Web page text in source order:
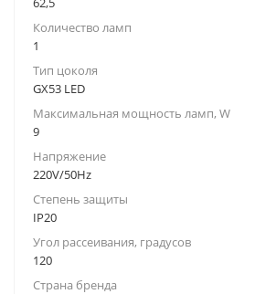
Количество ламп
1
Тип цоколя
GX53 LED
Максимальная мощность ламп, W
9
Напряжение
220V/50Hz
Степень защиты
IP20
Угол рассеивания, градусов
120
Страна бренда